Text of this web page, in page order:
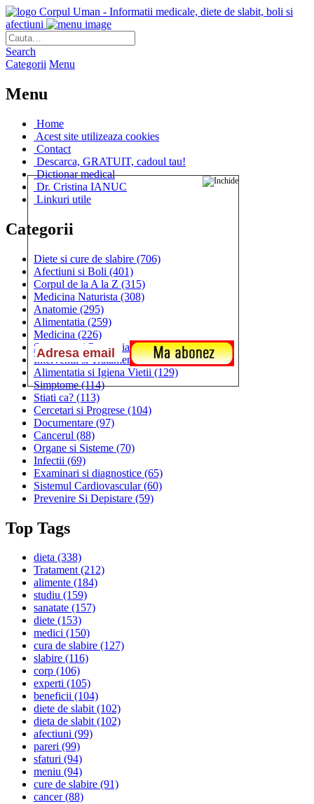
Corpul Uman - Informatii medicale, diete de slabit, boli si
afectiuni
Search
Categorii Menu
Menu
Home
Acest site utilizeaza cookies
Contact
Descarca, GRATUIT, cadoul tau!
Dictionar medical
Dr. Cristina IANUC
Linkuri utile
Categorii
Diete si cure de slabire (706)
Afectiuni si Boli (401)
Corpul de la A la Z (315)
Medicina Naturista (308)
Anatomie (295)
Alimentatia (259)
Medicina (226)
Sanatatea si Preventia(170)
Interventii si Tratamente(167)
Alimentatia si Igiena Vietii (129)
Simptome(114)
Stiati ca? (113)
Cercetari si Progrese (104)
Documentare (97)
Cancerul (88)
Organe si Sisteme (70)
Infectii (69)
Examinari si diagnostice (65)
Sistemul Cardiovascular(60)
Prevenire Si Depistare (59)
Top Tags
dieta (338)
Tratament(212)
alimente (184)
studiu (159)
sanatate (157)
diete (153)
medici (150)
cura de slabire (127)
slabire (116)
corp (106)
experti (105)
beneficii (104)
diete de slabit(102)
dieta de slabit(102)
afectiuni (99)
pareri (99)
sfaturi (94)
meniu (94)
cure de slabire (91)
cancer(88)